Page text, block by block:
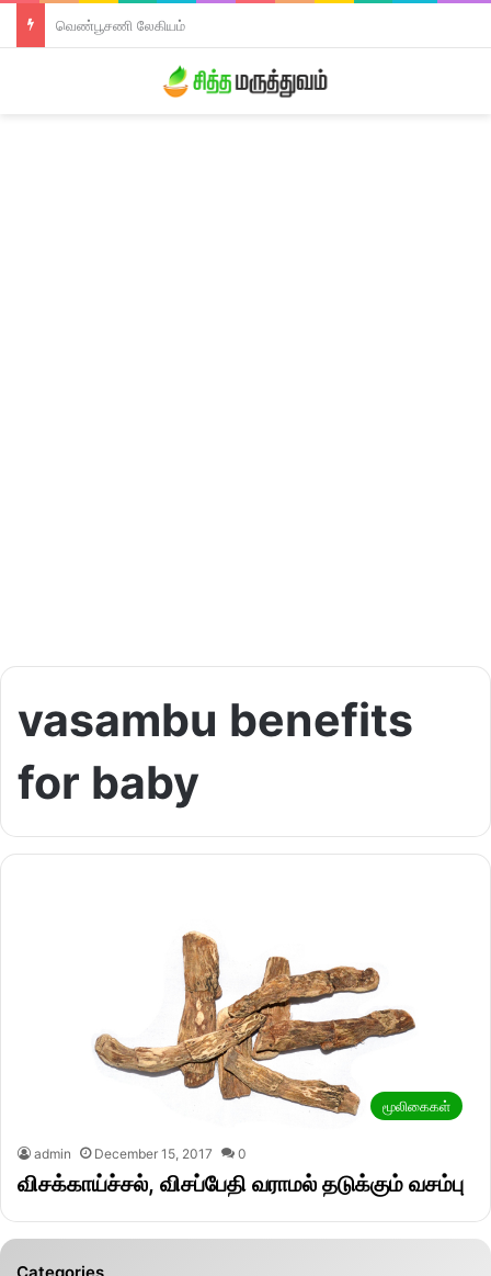
திரிபலா லேகியம்
vasambu benefits
for baby
மூலிகைகள்
admin December 15, 2017 0
விசக்காய்ச்சல், விசப்பேதி வராமல் தடுக்கும் வசம்பு